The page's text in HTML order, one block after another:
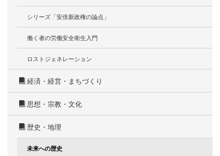
シリーズ「安倍新政権の論点」
働く者の労働安全衛生入門
ロストジェネレーション
経済・経営・まちづくり
思想・宗教・文化
歴史・地理
未来への歴史